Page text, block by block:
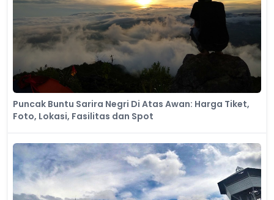
Puncak Buntu Sarira Negri Di Atas Awan: Harga Tiket,
Foto, Lokasi, Fasilitas dan Spot